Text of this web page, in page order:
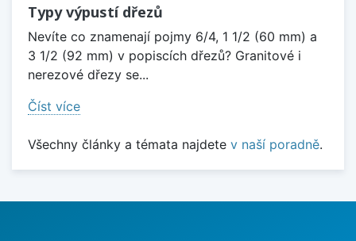
Typy výpustí dřezů
Nevíte co znamenají pojmy 6/4, 1 1/2 (60 mm) a
3 1/2 (92 mm) v popiscích dřezů? Granitové i
nerezové dřezy se...
Číst více
Všechny články a témata najdete v naší poradně.